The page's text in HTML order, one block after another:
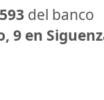
del banco
9 en